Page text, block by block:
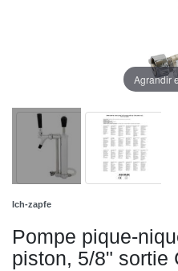
Agrandir
Ich-zapfe
Pompe pique-
piston, 5/8" sortie